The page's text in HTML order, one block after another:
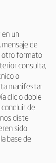
un
de
otro formato
consulta,
o
manifestar
clic o doble
de
diste
sido
base de